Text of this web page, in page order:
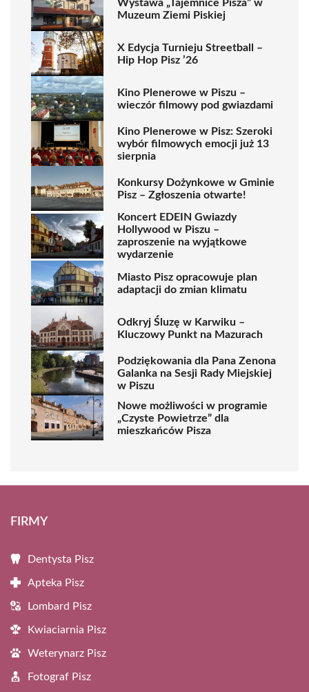
Wystawa „Tajemnice Pisza” w
Muzeum Ziemi Piskiej
X Edycja Turnieju Streetball –
Hip Hop Pisz ’26
Kino Plenerowe w Piszu –
wieczór filmowy pod gwiazdami
Kino Plenerowe w Pisz: Szeroki
wybór filmowych emocji już 13
sierpnia
Konkursy Dożynkowe w Gminie
Pisz – Zgłoszenia otwarte!
Koncert EDEIN Gwiazdy
Hollywood w Piszu –
zaproszenie na wyjątkowe
wydarzenie
Miasto Pisz opracowuje plan
adaptacji do zmian klimatu
Odkryj Śluzę w Karwiku –
Kluczowy Punkt na Mazurach
Podziękowania dla Pana Zenona
Galanka na Sesji Rady Miejskiej
w Piszu
Nowe możliwości w programie
„Czyste Powietrze” dla
mieszkańców Pisza
FIRMY
Dentysta Pisz
Apteka Pisz
Lombard Pisz
Kwiaciarnia Pisz
Weterynarz Pisz
Fotograf Pisz